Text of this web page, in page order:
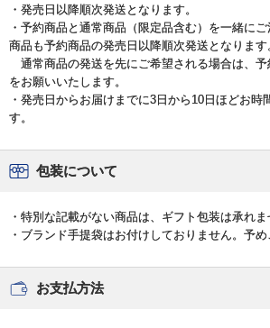
・発売日以降順次発送となります。
・予約商品と通常商品（限定品含む）を一緒に
商品も予約商品の発売日以降順次発送となります
通常商品の発送を先にご希望される場合は、予
をお願いいたします。
・発売日からお届けまでに3日から10日ほどお時
す。
包装について
・特別な記載がない商品は、ギフト包装は承れま
・ブランド手提袋はお付けしておりません。予め
お支払方法